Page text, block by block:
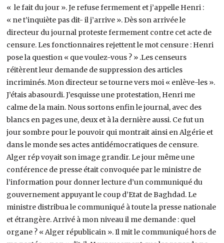
« le fait du jour ». Je refuse fermement et j’appelle Henri :
« ne t’inquiète pas dit- il j’arrive ». Dès son arrivée le
directeur du journal proteste fermement contre cet acte de
censure. Les fonctionnaires rejettent le mot censure : Henri
pose la question « que voulez-vous ? » .Les censeurs
réitèrent leur demande de suppression des articles
incriminés. Mon directeur se tourne vers moi « enlève-les ».
J’étais abasourdi. J’esquisse une protestation, Henri me
calme de la main. Nous sortons enfin le journal, avec des
blancs en pages une, deux et à la dernière aussi. Ce fut un
jour sombre pour le pouvoir qui montrait ainsi en Algérie et
dans le monde ses actes antidémocratiques de censure.
Alger rép voyait son image grandir. Le jour même une
conférence de presse était convoquée par le ministre de
l’information pour donner lecture d’un communiqué du
gouvernement appuyant le coup d’Etat de Baghdad. Le
ministre distribua le communiqué à toute la presse nationale
et étrangère. Arrivé à mon niveau il me demande : quel
organe ? « Alger républicain ». Il mit le communiqué hors de